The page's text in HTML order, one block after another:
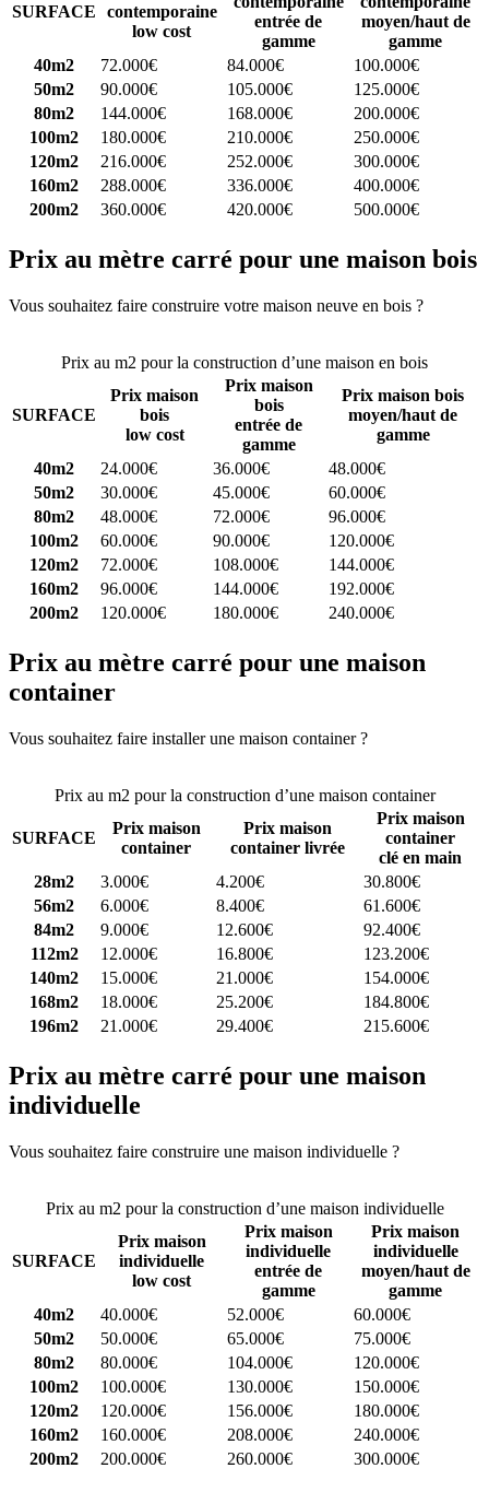
SURFACE
contemporaine
low cost
entrée de
gamme
moyen/haut de
gamme
40m2
72.000€ 84.000€
100.000€
50m2
90.000€ 105.000€
125.000€
80m2
144.000€ 168.000€
200.000€
100m2
180.000€ 210.000€
250.000€
120m2
216.000€ 252.000€
300.000€
160m2
288.000€ 336.000€
400.000€
200m2
360.000€ 420.000€ 500.000€
Prix au mètre carré pour une maison bois
Vous souhaitez faire construire votre maison neuve en bois ?
Prix au m2 pour la construction d’une maison en bois
SURFACE
Prix maison
bois
low cost
Prix maison
bois
entrée de
gamme
Prix maison bois
moyen/haut de
gamme
40m2
24.000€ 36.000€
48.000€
50m2
30.000€ 45.000€
60.000€
80m2
48.000€ 72.000€
96.000€
100m2
60.000€ 90.000€
120.000€
120m2
72.000€ 108.000€
144.000€
160m2
96.000€ 144.000€
192.000€
200m2
120.000€ 180.000€ 240.000€
Prix au mètre carré pour une maison
container
Vous souhaitez faire installer une maison container ?
Prix au m2 pour la construction d’une maison container
SURFACE
Prix maison
container
Prix maison
container livrée
Prix maison
container
clé en main
28m2
3.000€ 4.200€
30.800€
56m2
6.000€ 8.400€
61.600€
84m2
9.000€ 12.600€
92.400€
112m2
12.000€ 16.800€
123.200€
140m2
15.000€ 21.000€
154.000€
168m2
18.000€ 25.200€
184.800€
196m2
21.000€ 29.400€ 215.600€
Prix au mètre carré pour une maison
individuelle
Vous souhaitez faire construire une maison individuelle ?
Prix au m2 pour la construction d’une maison individuelle
SURFACE
Prix maison
individuelle
low cost
Prix maison
individuelle
entrée de
gamme
Prix maison
individuelle
moyen/haut de
gamme
40m2
40.000€ 52.000€
60.000€
50m2
50.000€ 65.000€
75.000€
80m2
80.000€ 104.000€
120.000€
100m2
100.000€ 130.000€
150.000€
120m2
120.000€ 156.000€
180.000€
160m2
160.000€ 208.000€
240.000€
200m2
200.000€ 260.000€ 300.000€